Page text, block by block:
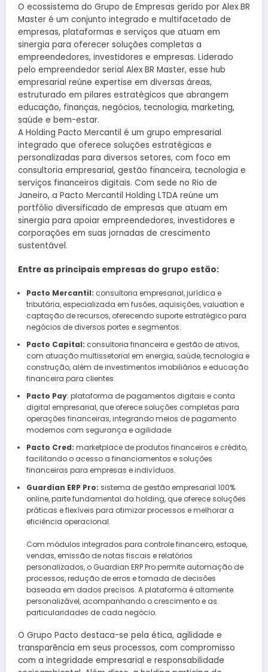
O ecossistema do Grupo de Empresas gerido por Alex BR
Master é um conjunto integrado e multifacetado de
empresas, plataformas e serviços que atuam em
sinergia para oferecer soluções completas a
empreendedores, investidores e empresas. Liderado
pelo empreendedor serial Alex BR Master, esse hub
empresarial reúne expertise em diversas áreas,
estruturado em pilares estratégicos que abrangem
educação, finanças, negócios, tecnologia, marketing,
saúde e bem-estar.
A Holding Pacto Mercantil é um grupo empresarial
integrado que oferece soluções estratégicas e
personalizadas para diversos setores, com foco em
consultoria empresarial, gestão financeira, tecnologia e
serviços financeiros digitais. Com sede no Rio de
Janeiro, a Pacto Mercantil Holding LTDA reúne um
portfólio diversificado de empresas que atuam em
sinergia para apoiar empreendedores, investidores e
corporações em suas jornadas de crescimento
sustentável.
Entre as principais empresas do grupo estão:
Pacto Mercantil: consultoria empresarial, jurídica e
tributária, especializada em fusões, aquisições, valuation e
captação de recursos, oferecendo suporte estratégico para
negócios de diversos portes e segmentos.
Pacto Capital: consultoria financeira e gestão de ativos,
com atuação multissetorial em energia, saúde, tecnologia e
construção, além de investimentos imobiliários e educação
financeira para clientes.
Pacto Pay: plataforma de pagamentos digitais e conta
digital empresarial, que oferece soluções completas para
operações financeiras, integrando meios de pagamento
modernos com segurança e agilidade.
Pacto Cred: marketplace de produtos financeiros e crédito,
facilitando o acesso a financiamentos e soluções
financeiras para empresas e indivíduos.
Guardian ERP Pro: sistema de gestão empresarial 100%
online, parte fundamental da holding, que oferece soluções
práticas e flexíveis para otimizar processos e melhorar a
eficiência operacional.
Com módulos integrados para controle financeiro, estoque,
vendas, emissão de notas fiscais e relatórios
personalizados, o Guardian ERP Pro permite automação de
processos, redução de erros e tomada de decisões
baseada em dados precisos. A plataforma é altamente
personalizável, acompanhando o crescimento e as
particularidades de cada negócio.
O Grupo Pacto destaca-se pela ética, agilidade e
transparência em seus processos, com compromisso
com a integridade empresarial e responsabilidade